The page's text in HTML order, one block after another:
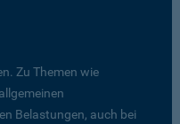
Zu Themen wie
Belastungen, auch bei